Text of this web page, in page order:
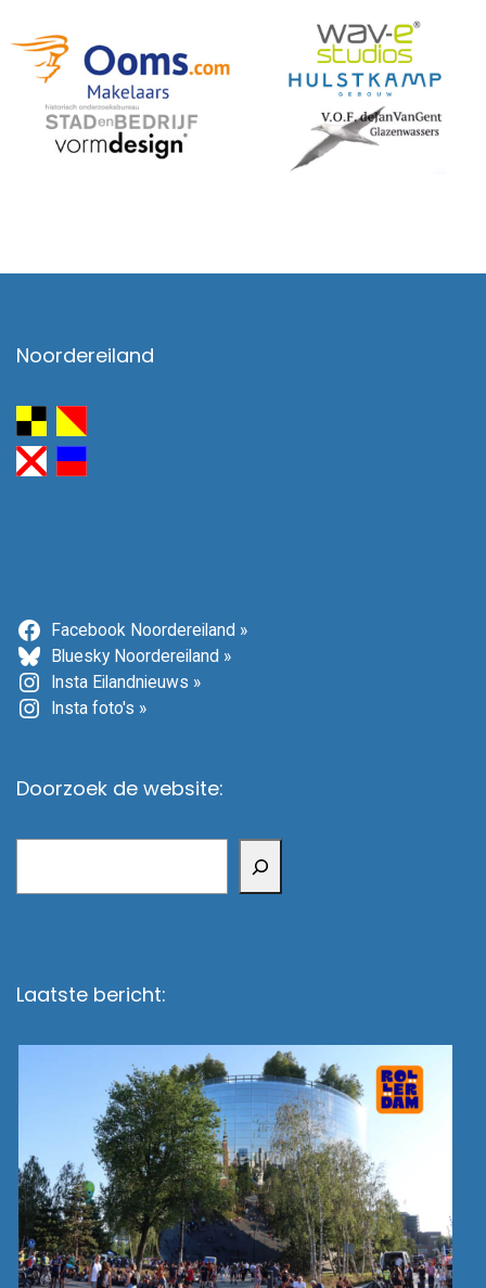
Noordereiland
Facebook Noordereiland »
Bluesky Noordereiland »
Insta Eilandnieuws »
Insta foto's »
Doorzoek de website:
Laatste bericht: